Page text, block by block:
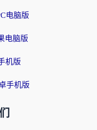
电脑版
电脑版
机版
手机版